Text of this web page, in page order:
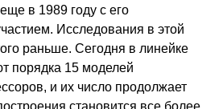
в 1989 году с его
Исследования в этой
раньше. Сегодня в линейке
порядка 15 моделей
и их число продолжает
становится все более